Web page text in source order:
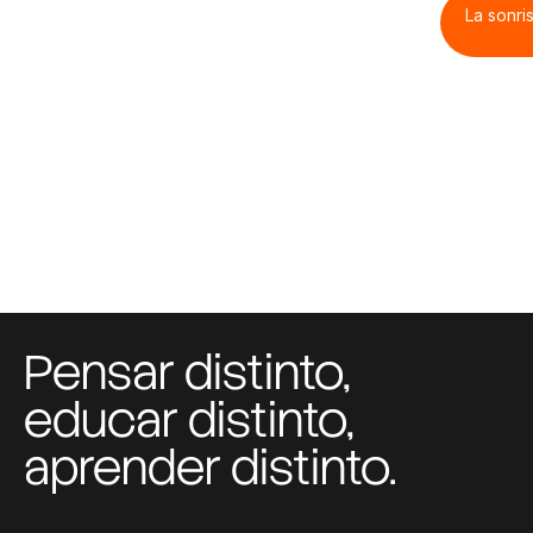
La
Pensar distinto,
educar distinto,
aprender distinto.